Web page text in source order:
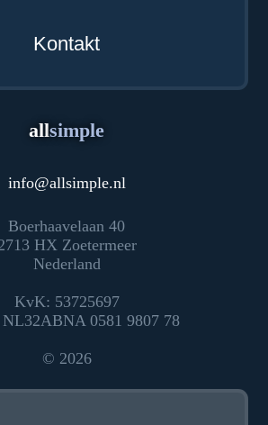
Kontakt
allsimple
info@allsimple.nl
Boerhaavelaan 40
HX Zoetermeer
Nederland
KvK: 53725697
0581 9807 78
© 2026